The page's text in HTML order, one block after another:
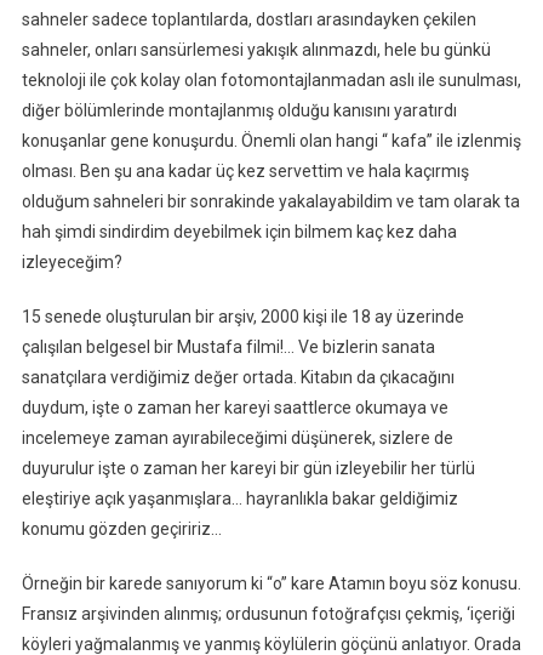
sahneler sadece toplantılarda, dostları arasındayken çekilen
sahneler, onları sansürlemesi yakışık alınmazdı, hele bu günkü
teknoloji ile çok kolay olan fotomontajlanmadan aslı ile sunulması,
diğer bölümlerinde montajlanmış olduğu kanısını yaratırdı
konuşanlar gene konuşurdu. Önemli olan hangi “ kafa” ile izlenmiş
olması. Ben şu ana kadar üç kez servettim ve hala kaçırmış
olduğum sahneleri bir sonrakinde yakalayabildim ve tam olarak ta
hah şimdi sindirdim deyebilmek için bilmem kaç kez daha
izleyeceğim?
15 senede oluşturulan bir arşiv, 2000 kişi ile 18 ay üzerinde
çalışılan belgesel bir Mustafa filmi!… Ve bizlerin sanata
sanatçılara verdiğimiz değer ortada. Kitabın da çıkacağını
duydum, işte o zaman her kareyi saattlerce okumaya ve
incelemeye zaman ayırabileceğimi düşünerek, sizlere de
duyurulur işte o zaman her kareyi bir gün izleyebilir her türlü
eleştiriye açık yaşanmışlara… hayranlıkla bakar geldiğimiz
konumu gözden geçiririz…
Örneğin bir karede sanıyorum ki “o” kare Atamın boyu söz konusu.
Fransız arşivinden alınmış; ordusunun fotoğrafçısı çekmiş, ‘içeriği
köyleri yağmalanmış ve yanmış köylülerin göçünü anlatıyor. Orada